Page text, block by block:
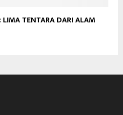
TENTARA DARI ALAM